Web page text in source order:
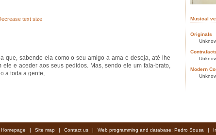
text size
que, sabendo ela como o seu amigo a ama e deseja, até lhe
ele e aceder aos seus pedidos. Mas, sendo ele um fala-brato,
a toda a gente,
Musical
Originals
Modern
Homepage | Site map | Contact us | Web programming and database: Pedro Sousa |